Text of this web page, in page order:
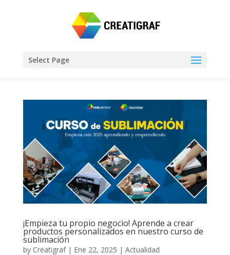
Select Page
¡Empieza tu propio negocio! Aprende a crear
productos personalizados en nuestro curso de
sublimación
by Creatigraf| Ene 22, 2025 | Actualidad